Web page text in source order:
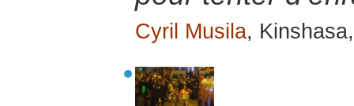
Cyril Musila,